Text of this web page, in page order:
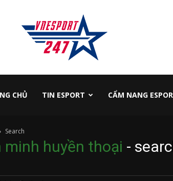
vnesport247
CHỦ TIN ESPORT CẨM NANG
Search
minh huyền thoại -